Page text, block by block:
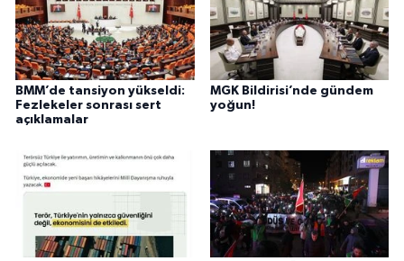
BMM’de tansiyon yükseldi:
Fezlekeler sonrası sert
açıklamalar
MGK Bildirisi’nde gündem
yoğun!